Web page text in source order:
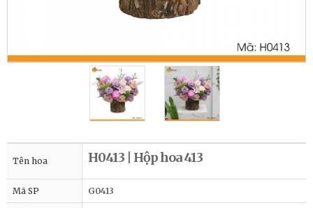
Tên hoa H0413 | Hộp hoa 413
Mã SP G0413